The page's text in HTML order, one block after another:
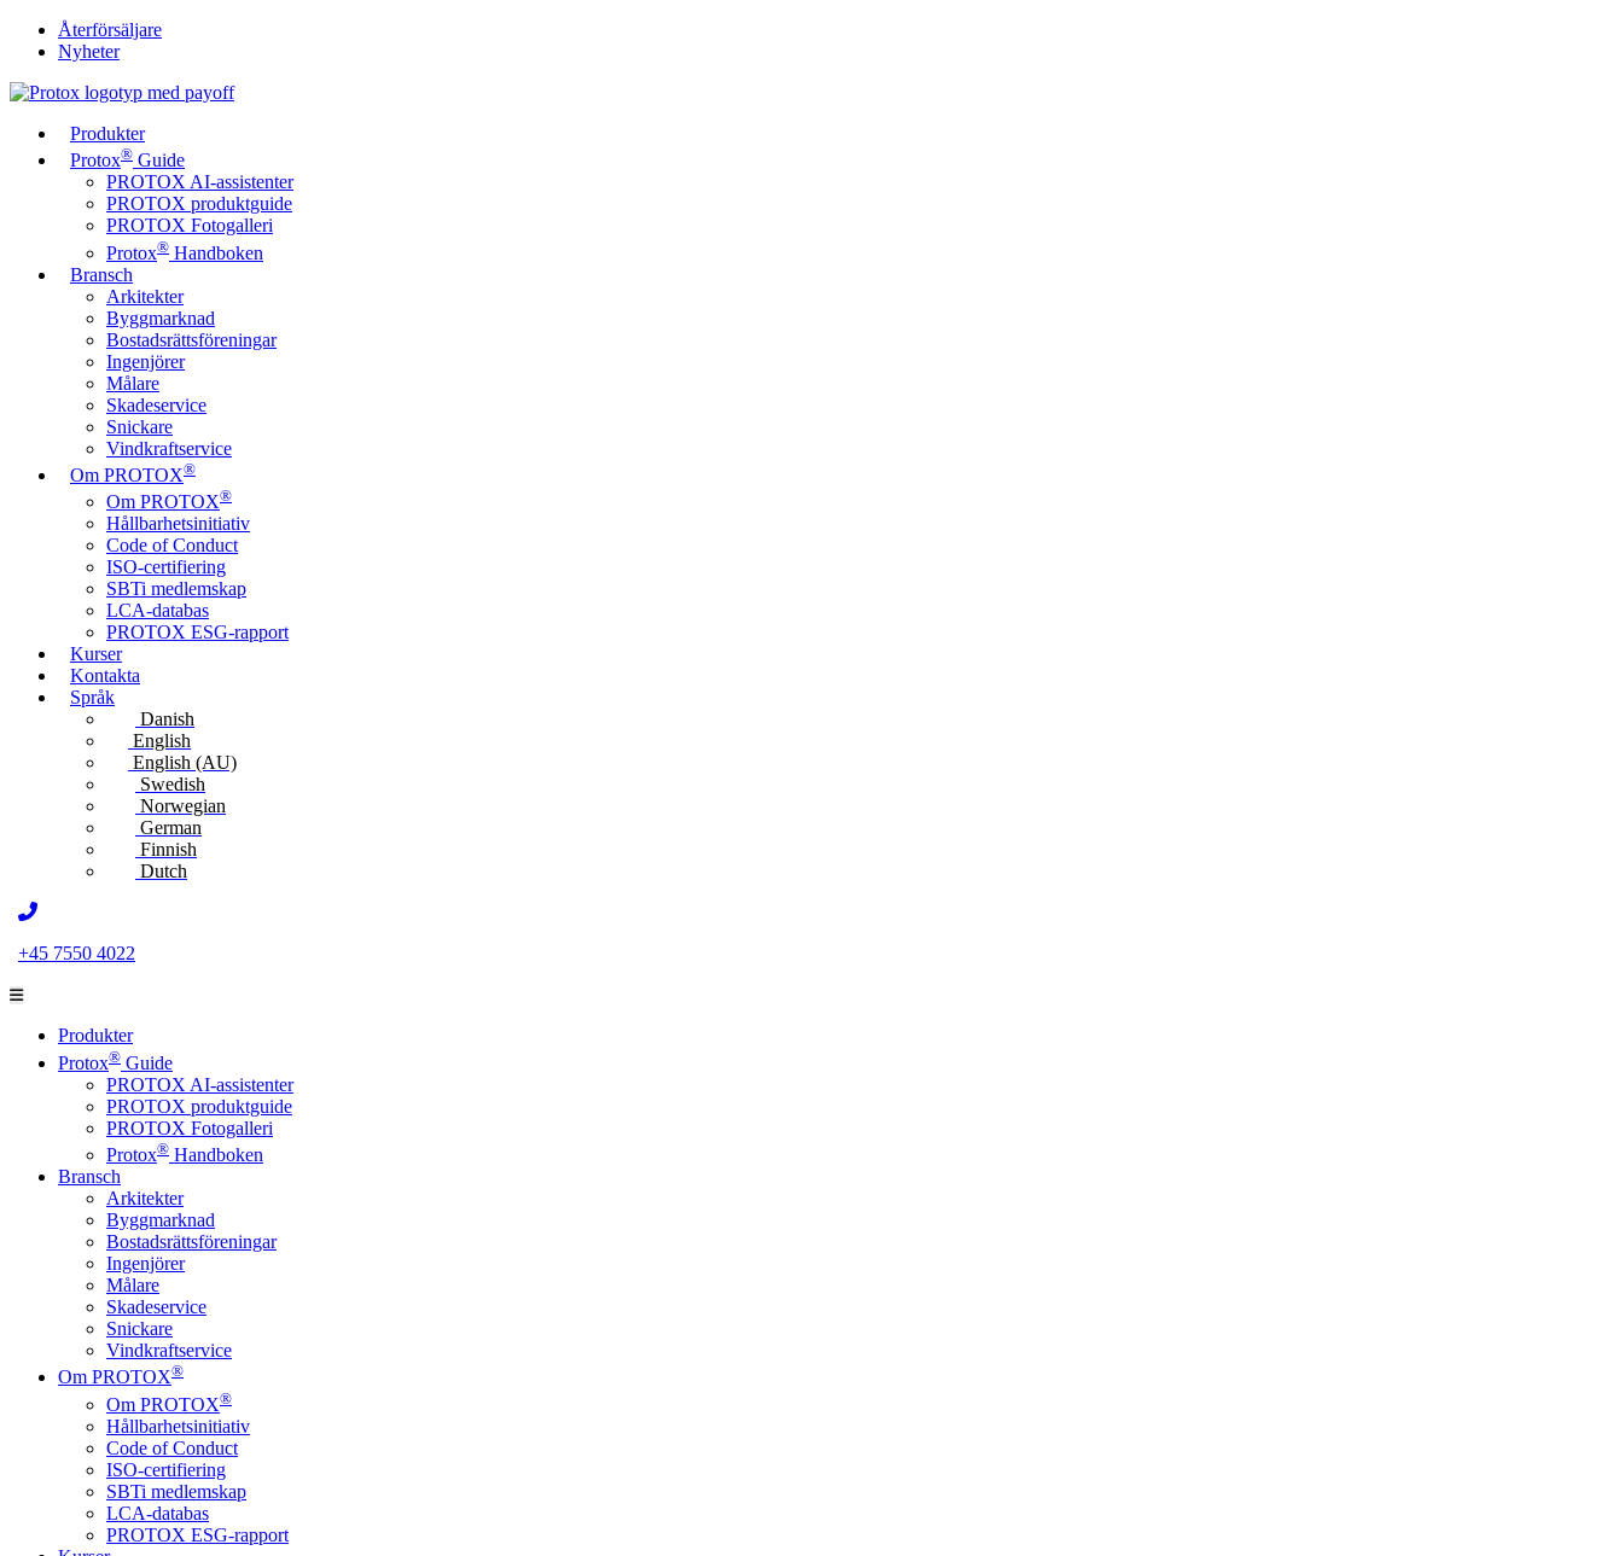
Återförsäljare
Nyheter
Produkter
Protox® Guide
PROTOX AI-assistenter
PROTOX produktguide
PROTOX Fotogalleri
Protox® Handboken
Bransch
Arkitekter
Byggmarknad
Bostadsrättsföreningar
Ingenjörer
Målare
Skadeservice
Snickare
Vindkraftservice
Om PROTOX®
Om PROTOX®
Hållbarhetsinitiativ
Code of Conduct
ISO-certifiering
SBTi medlemskap
LCA-databas
PROTOX ESG-rapport
Kurser
Kontakta
Språk
Danish
English
English (AU)
Swedish
Norwegian
German
Finnish
Dutch
+45 7550 4022
Produkter
Protox® Guide
PROTOX AI-assistenter
PROTOX produktguide
PROTOX Fotogalleri
Protox® Handboken
Bransch
Arkitekter
Byggmarknad
Bostadsrättsföreningar
Ingenjörer
Målare
Skadeservice
Snickare
Vindkraftservice
Om PROTOX®
Om PROTOX®
Hållbarhetsinitiativ
Code of Conduct
ISO-certifiering
SBTi medlemskap
LCA-databas
PROTOX ESG-rapport